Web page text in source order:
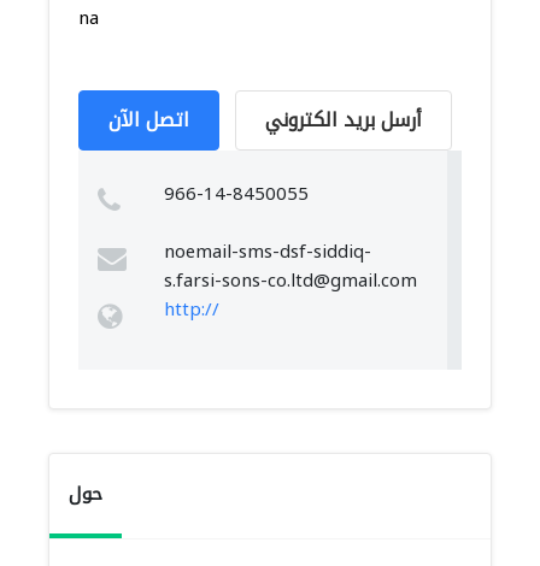
na
اتصل الآن أرسل بريد الكتروني
966-14-8450055
noemail-sms-dsf-siddiq-
s.farsi-sons-co.ltd@gmail.com
http://
حول